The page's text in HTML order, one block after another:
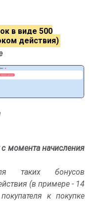
в виде 500
действия)
момента начисления
таких бонусов
(в примере - 14
к покупке